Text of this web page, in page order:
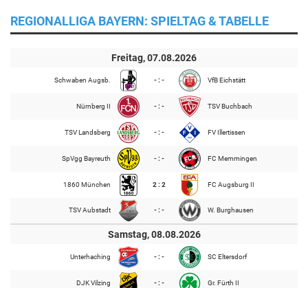
REGIONALLIGA BAYERN: SPIELTAG & TABELLE
Freitag, 07.08.2026
Schwaben Augsb. - : - VfB Eichstätt
Nürnberg II - : - TSV Buchbach
TSV Landsberg - : - FV Illertissen
SpVgg Bayreuth - : - FC Memmingen
1860 München 2 : 2 FC Augsburg II
TSV Aubstadt - : - W. Burghausen
Samstag, 08.08.2026
Unterhaching - : - SC Eltersdorf
DJK Vilzing - : - Gr. Fürth II